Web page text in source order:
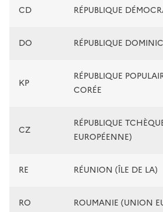
CD RÉPUBLIQUE
DO RÉPUBLIQUE
KP
RÉPUBLIQUE
CORÉE
CZ
RÉPUBLIQUE
EUROPÉENNE)
RE RÉUNION (ÎLE DE LA)
RO ROUMANIE (UNION